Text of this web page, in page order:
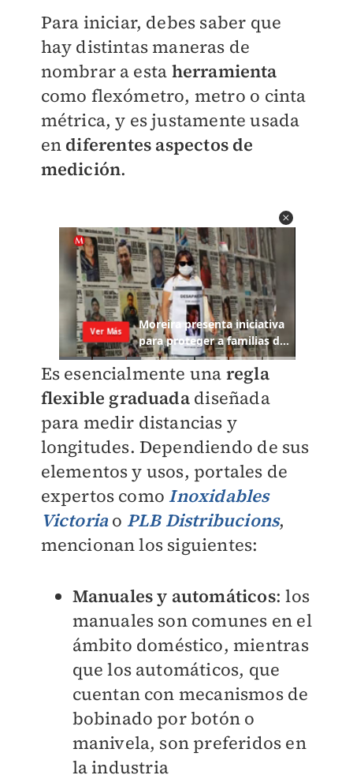
Para iniciar, debes saber que
hay distintas maneras de
nombrar a esta herramienta
como flexómetro, metro o cinta
métrica, y es justamente usada
en diferentes aspectos de
medición.
Es esencialmente una regla
flexible graduadadiseñada
para medir distancias y
longitudes. Dependiendo de sus
elementos y usos, portales de
expertos como Inoxidables
Victoriao PLB Distribucions,
mencionan los siguientes:
Manuales y automáticos: los
manuales son comunes en el
ámbito doméstico, mientras
que los automáticos, que
cuentan con mecanismos de
bobinado por botón o
manivela, son preferidos en
la industria